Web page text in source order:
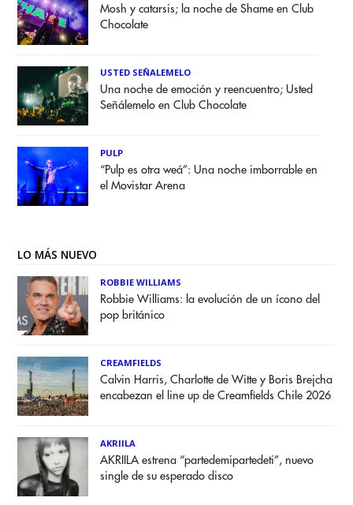
Mosh y catarsis; la noche de Shame en Club
Chocolate
USTED SEÑALEMELO
Una noche de emoción y reencuentro; Usted
Señálemelo en Club Chocolate
PULP
“Pulp es otra weá”: Una noche imborrable en
el Movistar Arena
LO MÁS NUEVO
ROBBIE WILLIAMS
Robbie Williams: la evolución de un ícono del
pop británico
CREAMFIELDS
Calvin Harris, Charlotte de Witte y Boris Brejcha
encabezan el line up de Creamfields Chile 2026
AKRIILA
AKRIILA estrena “partedemipartedeti”, nuevo
single de su esperado disco